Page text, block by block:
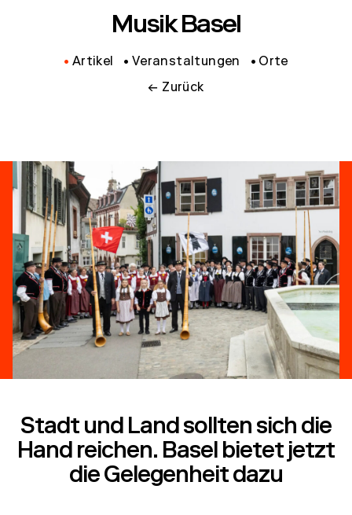
Musik Basel
Artikel Veranstaltungen Orte
← Zurück
Stadt und Land sollten sich die
Hand reichen. Basel bietet jetzt
die Gelegenheit dazu